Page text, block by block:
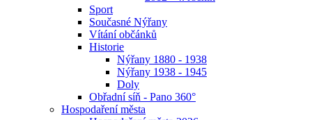
Sport
Současné Nýřany
Vítání občánků
Historie
Nýřany 1880 - 1938
Nýřany 1938 - 1945
Doly
Obřadní síň - Pano 360°
Hospodaření města